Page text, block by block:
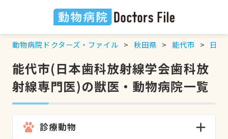
動物病院ドクターズ・ファイル 秋田県 能代市 日本
能代市(日本歯科放射線学会歯科放
射線専門医)の獣医・動物病院一覧
診療動物